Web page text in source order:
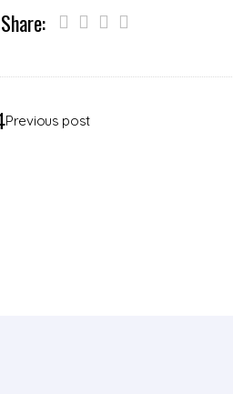
Share:
Previous post